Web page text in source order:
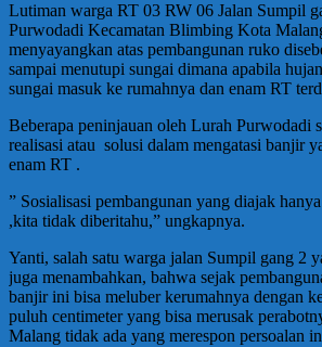
Lutiman warga RT 03 RW 06 Jalan Sumpil
Purwodadi Kecamatan Blimbing Kota
menyayangkan atas pembangunan ruko
sampai menutupi sungai dimana apabila
sungai masuk ke rumahnya dan enam RT
Beberapa peninjauan oleh Lurah Purwodadi
realisasi atau solusi dalam mengatasi banjir
enam RT .
” Sosialisasi pembangunan yang diajak
,kita tidak diberitahu,” ungkapnya.
Yanti, salah satu warga jalan Sumpil gang 2
juga menambahkan, bahwa sejak
banjir ini bisa meluber kerumahnya dengan
puluh centimeter yang bisa merusak
Malang tidak ada yang merespon persoalan